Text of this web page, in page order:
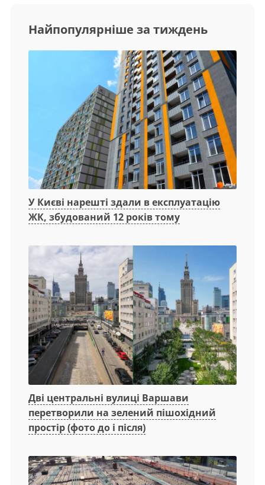
Найпопулярніше за тиждень
У Києві нарешті здали в експлуатацію
ЖК, збудований 12 років тому
Дві центральні вулиці Варшави
перетворили на зелений пішохідний
простір (фото до і після)